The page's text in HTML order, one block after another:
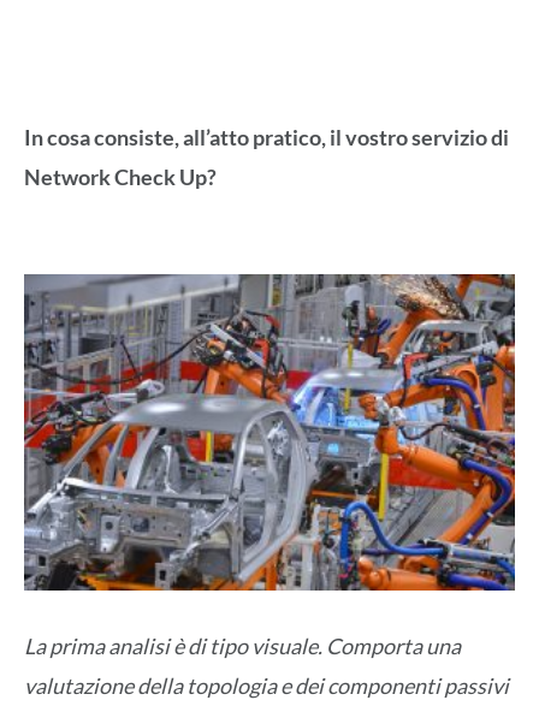
In cosa consiste, all’atto pratico, il vostro servizio di
Network Check Up?
La prima analisi è di tipo visuale. Comporta una
valutazione della topologia e dei componenti passivi